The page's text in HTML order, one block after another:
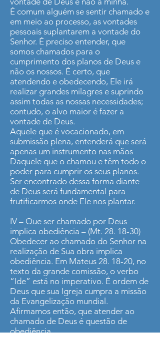
É comum alguém se sentir chamado e
em meio ao processo, as vontades
pessoais suplantarem a vontade do
Senhor. É preciso entender, que
somos chamados para o
cumprimento dos planos de Deus e
não os nossos. É certo, que
atendendo e obedecendo, Ele irá
realizar grandes milagres e suprindo
assim todas as nossas necessidades;
contudo, o alvo maior é fazer a
vontade de Deus.
Aquele que é vocacionado, em
submissão plena, entenderá que será
apenas um instrumento nas mãos
Daquele que o chamou e têm todo o
poder para cumprir os seus planos.
Ser encontrado dessa forma diante
de Deus será fundamental para
frutificarmos onde Ele nos plantar.
IV – Que ser chamado por Deus
implica obediência – (Mt. 28. 18-30)
Obedecer ao chamado do Senhor na
realização de Sua obra implica
obediência. Em Mateus 28. 18-20, no
texto da grande comissão, o verbo
“Ide” está no imperativo. É ordem de
Deus que sua Igreja cumpra a missão
da Evangelização mundial.
Afirmamos então, que atender ao
chamado de Deus é questão de
obediência.